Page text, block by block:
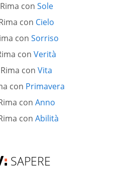
Rima con Sole
con Cielo
con Sorriso
con Verità
Rima con Vita
con Primavera
con Anno
con Abilità
SAPERE